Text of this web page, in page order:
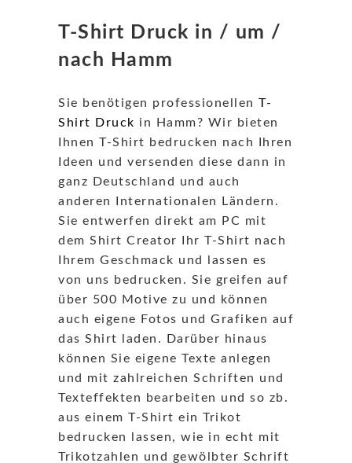
T-Shirt Druck in / um /
nach Hamm
Sie benötigen professionellen T-
Shirt Druck in Hamm? Wir bieten
Ihnen T-Shirt bedrucken nach Ihren
Ideen und versenden diese dann in
ganz Deutschland und auch
anderen Internationalen Ländern.
Sie entwerfen direkt am PC mit
dem Shirt Creator Ihr T-Shirt nach
Ihrem Geschmack und lassen es
von uns bedrucken. Sie greifen auf
über 500 Motive zu und können
auch eigene Fotos und Grafiken auf
das Shirt laden. Darüber hinaus
können Sie eigene Texte anlegen
und mit zahlreichen Schriften und
Texteffekten bearbeiten und so zb.
aus einem T-Shirt ein Trikot
bedrucken lassen, wie in echt mit
Trikotzahlen und gewölbter Schrift